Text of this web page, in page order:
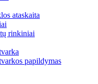
ataskaita
rinkiniai
papildymas